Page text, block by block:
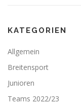
KATEGORIEN
Allgemein
Breitensport
Junioren
Teams 2022/23